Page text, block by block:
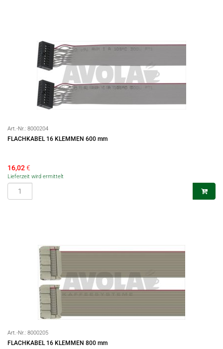
Art.-Nr.: 8000204
FLACHKABEL 16 KLEMMEN 600 mm
16,02€
Lieferzeit wird ermittelt
Art.-Nr.: 8000205
FLACHKABEL 16 KLEMMEN 800 mm